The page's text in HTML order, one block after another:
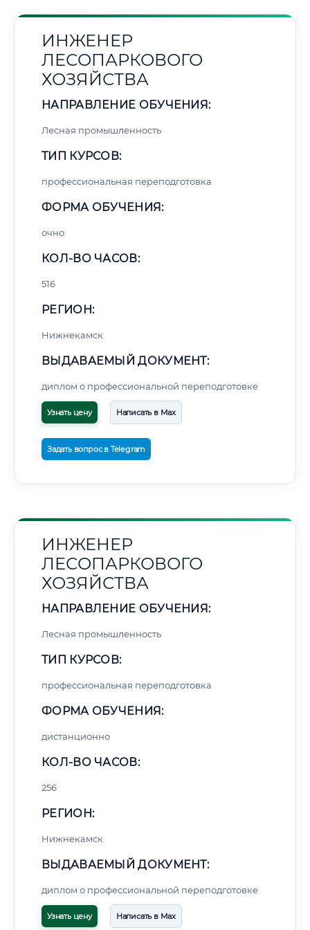
ИНЖЕНЕР
ЛЕСОПАРКОВОГО
ХОЗЯЙСТВА
НАПРАВЛЕНИЕ ОБУЧЕНИЯ:
Лесная промышленность
ТИП КУРСОВ:
профессиональная переподготовка
ФОРМА ОБУЧЕНИЯ:
очно
КОЛ-ВО ЧАСОВ:
516
РЕГИОН:
Нижнекамск
ВЫДАВАЕМЫЙ ДОКУМЕНТ:
диплом о профессиональной переподготовке
Узнать цену Написать в Max
Задать вопрос в Telegram
ИНЖЕНЕР
ЛЕСОПАРКОВОГО
ХОЗЯЙСТВА
НАПРАВЛЕНИЕ ОБУЧЕНИЯ:
Лесная промышленность
ТИП КУРСОВ:
профессиональная переподготовка
ФОРМА ОБУЧЕНИЯ:
дистанционно
КОЛ-ВО ЧАСОВ:
256
РЕГИОН:
Нижнекамск
ВЫДАВАЕМЫЙ ДОКУМЕНТ:
диплом о профессиональной переподготовке
Узнать цену Написать в Max